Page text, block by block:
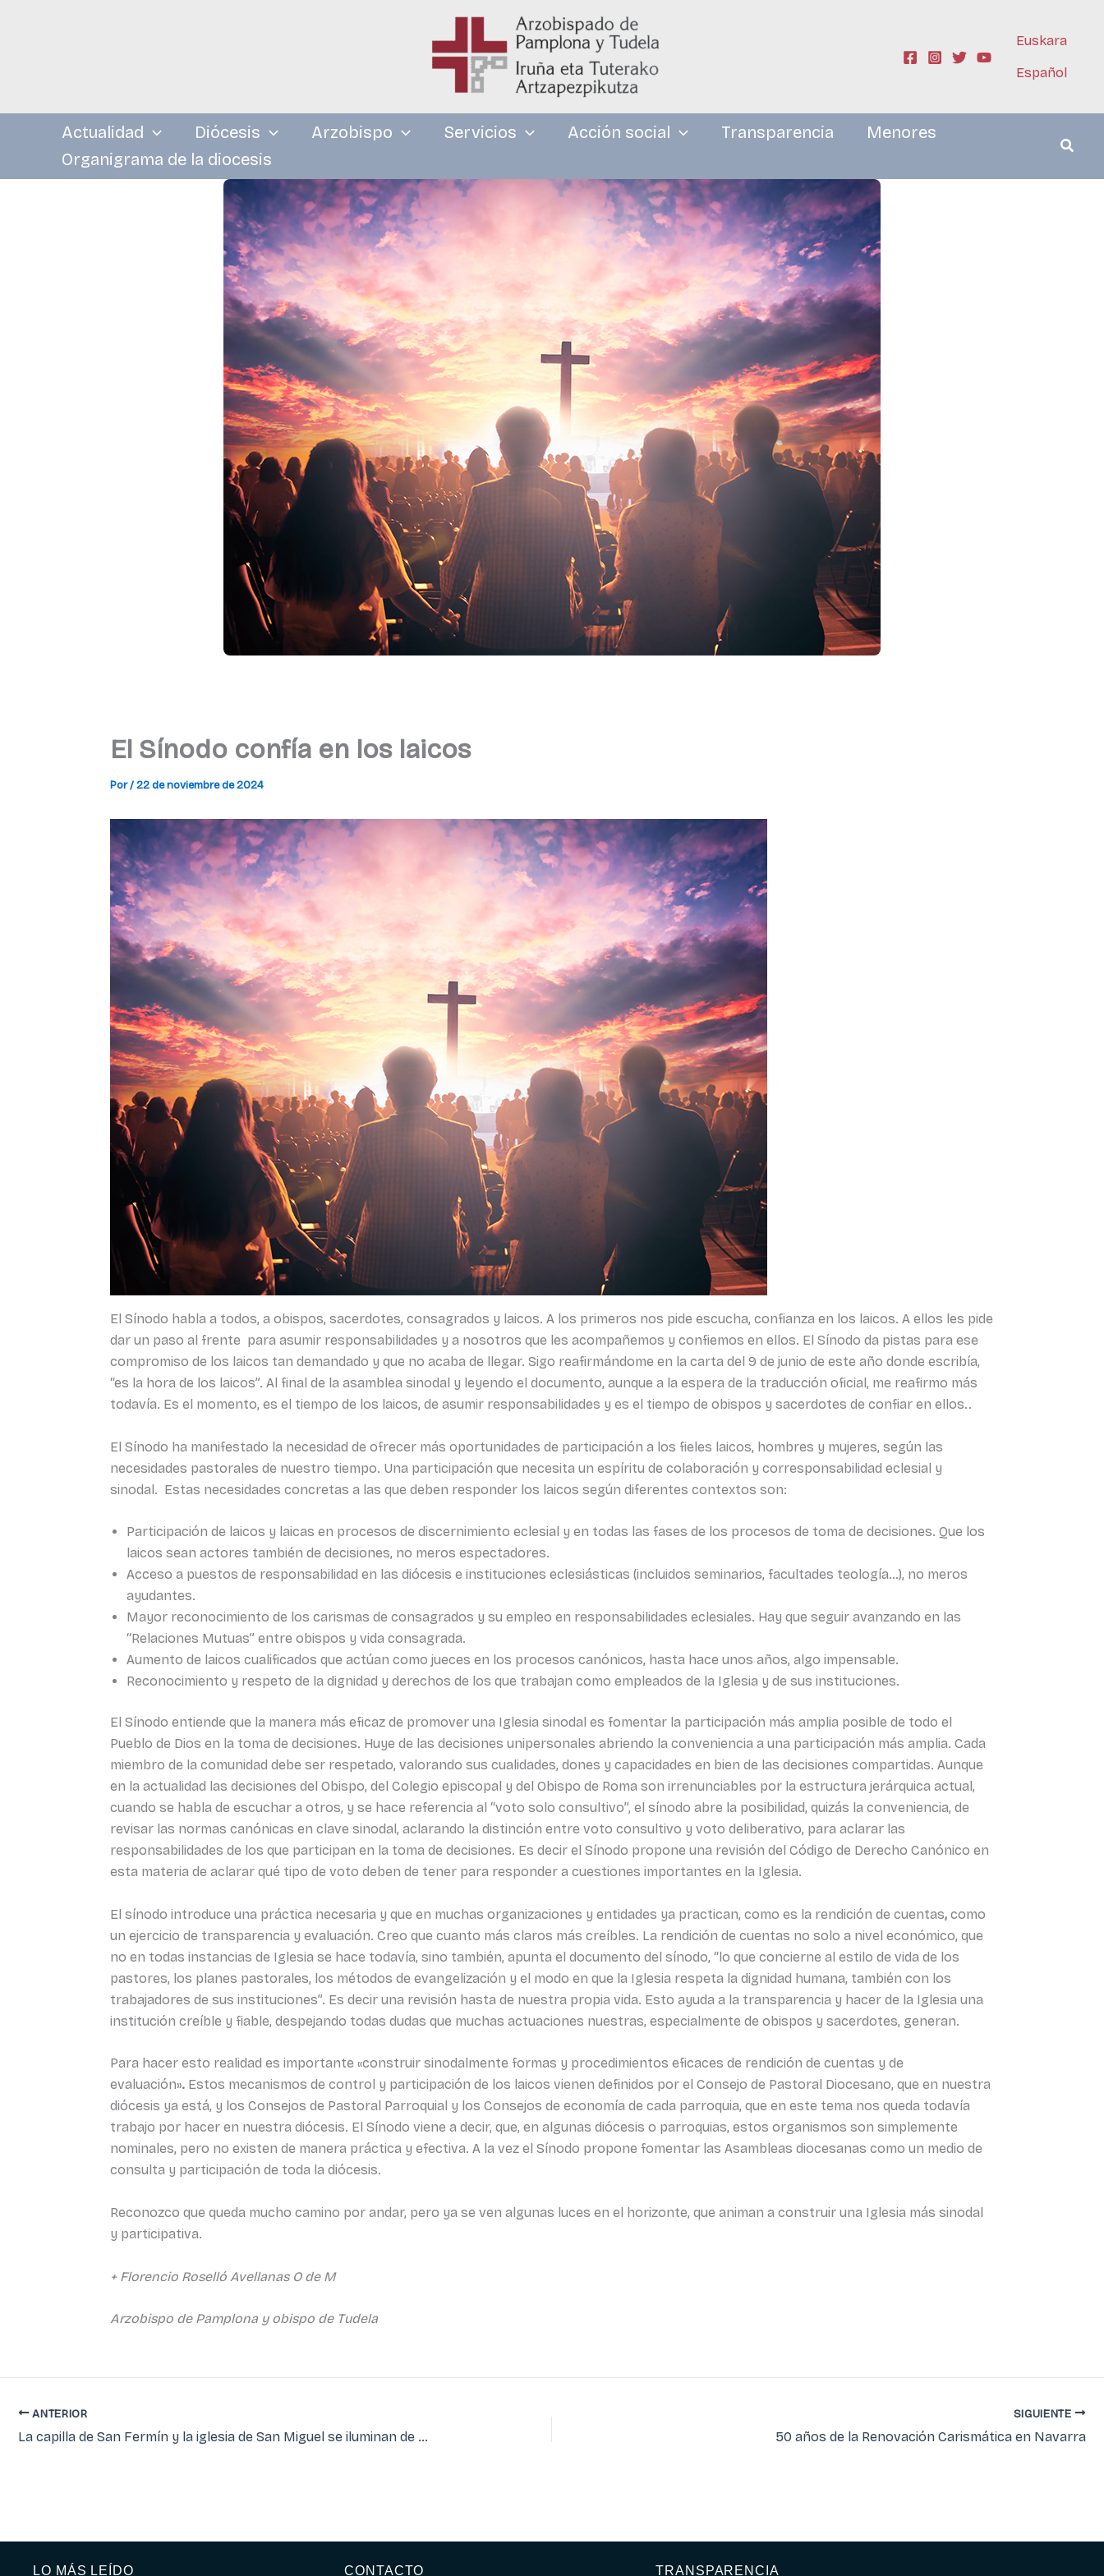
Euskara
Español
Actualidad Diócesis Arzobispo Servicios Acción social Transparencia
Menores
Organigrama de la diocesis
El Sínodo confía en los laicos
Por/22 de noviembre de 2024
El Sínodo habla a todos, a obispos, sacerdotes, consagrados y laicos. A los primeros nos pide escucha, confianza en los laicos. A ellos les pide
dar un paso al frente para asumir responsabilidades y a nosotros que les acompañemos y confiemos en ellos. El Sínodo da pistas para ese
compromiso de los laicos tan demandado y que no acaba de llegar. Sigo reafirmándome en la carta del 9 de junio de este año donde escribía,
“es la hora de los laicos”. Al final de la asamblea sinodal y leyendo el documento, aunque a la espera de la traducción oficial, me reafirmo más
todavía. Es el momento, es el tiempo de los laicos, de asumir responsabilidades y es el tiempo de obispos y sacerdotes de confiar en ellos..
El Sínodo ha manifestado la necesidad de ofrecer más oportunidades de participación a los fieles laicos, hombres y mujeres, según las
necesidades pastorales de nuestro tiempo. Una participación que necesita un espíritu de colaboración y corresponsabilidad eclesial y
sinodal. Estas necesidades concretas a las que deben responder los laicos según diferentes contextos son:
Participación de laicos y laicas en procesos de discernimiento eclesial y en todas las fases de los procesos de toma de decisiones. Que los
laicos sean actores también de decisiones, no meros espectadores.
Acceso a puestos de responsabilidad en las diócesis e instituciones eclesiásticas (incluidos seminarios, facultades teología…), no meros
ayudantes.
Mayor reconocimiento de los carismas de consagrados y su empleo en responsabilidades eclesiales. Hay que seguir avanzando en las
“Relaciones Mutuas” entre obispos y vida consagrada.
Aumento de laicos cualificados que actúan como jueces en los procesos canónicos, hasta hace unos años, algo impensable.
Reconocimiento y respeto de la dignidad y derechos de los que trabajan como empleados de la Iglesia y de sus instituciones.
El Sínodo entiende que la manera más eficaz de promover una Iglesia sinodal es fomentar la participación más amplia posible de todo el
Pueblo de Dios en la toma de decisiones. Huye de las decisiones unipersonales abriendo la conveniencia a una participación más amplia. Cada
miembro de la comunidad debe ser respetado, valorando sus cualidades, dones y capacidades en bien de las decisiones compartidas. Aunque
en la actualidad las decisiones del Obispo, del Colegio episcopal y del Obispo de Roma son irrenunciables por la estructura jerárquica actual,
cuando se habla de escuchar a otros, y se hace referencia al “voto solo consultivo”, el sínodo abre la posibilidad, quizás la conveniencia, de
revisar las normas canónicas en clave sinodal, aclarando la distinción entre voto consultivo y voto deliberativo, para aclarar las
responsabilidades de los que participan en la toma de decisiones. Es decir el Sínodo propone una revisión del Código de Derecho Canónico en
esta materia de aclarar qué tipo de voto deben de tener para responder a cuestiones importantes en la Iglesia.
El sínodo introduce una práctica necesaria y que en muchas organizaciones y entidades ya practican, como es la rendición de cuentas,como
un ejercicio de transparencia y evaluación. Creo que cuanto más claros más creíbles. La rendición de cuentas no solo a nivel económico, que
no en todas instancias de Iglesia se hace todavía, sino también, apunta el documento del sínodo, “lo que concierne al estilo de vida de los
pastores, los planes pastorales, los métodos de evangelización y el modo en que la Iglesia respeta la dignidad humana, también con los
trabajadores de sus instituciones”. Es decir una revisión hasta de nuestra propia vida. Esto ayuda a la transparencia y hacer de la Iglesia una
institución creíble y fiable, despejando todas dudas que muchas actuaciones nuestras, especialmente de obispos y sacerdotes, generan.
Para hacer esto realidad es importante «construir sinodalmente formas y procedimientos eficaces de rendición de cuentas y de
evaluación». Estos mecanismos de control y participación de los laicos vienen definidos por el Consejo de Pastoral Diocesano, que en nuestra
diócesis ya está, y los Consejos de Pastoral Parroquial y los Consejos de economía de cada parroquia, que en este tema nos queda todavía
trabajo por hacer en nuestra diócesis. El Sínodo viene a decir, que, en algunas diócesis o parroquias, estos organismos son simplemente
nominales, pero no existen de manera práctica y efectiva. A la vez el Sínodo propone fomentar las Asambleas diocesanas como un medio de
consulta y participación de toda la diócesis.
Reconozco que queda mucho camino por andar, pero ya se ven algunas luces en el horizonte, que animan a construir una Iglesia más sinodal
y participativa.
+ Florencio Roselló Avellanas O de M
Arzobispo de Pamplona y obispo de Tudela
ANTERIOR
La capilla de San Fermín y la iglesia de San Miguel se iluminan de rojo como apoyo a los cristianos perseguidos en el mundo
SIGUIENTE
50 años de la Renovación Carismática en Navarra
LO MÁS LEÍDO CONTACTO TRANSPARENCIA